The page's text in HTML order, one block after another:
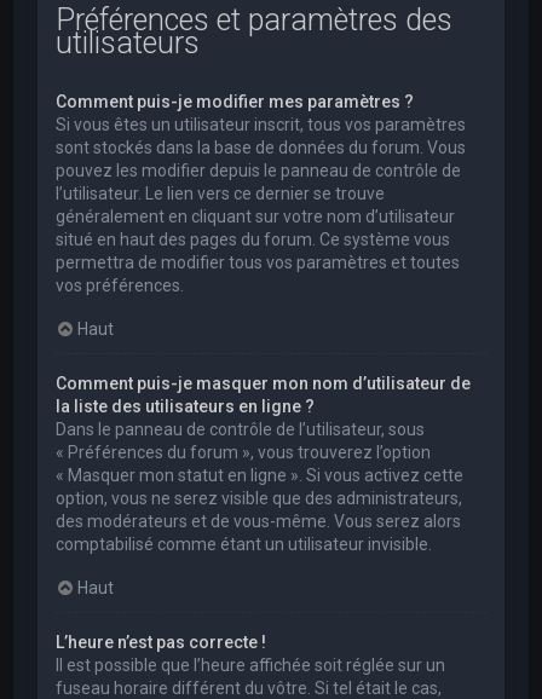
Préférences et paramètres des
utilisateurs
Comment puis-je modifier mes paramètres ?
Si vous êtes un utilisateur inscrit, tous vos paramètres
sont stockés dans la base de données du forum. Vous
pouvez les modifier depuis le panneau de contrôle de
l’utilisateur. Le lien vers ce dernier se trouve
généralement en cliquant sur votre nom d’utilisateur
situé en haut des pages du forum. Ce système vous
permettra de modifier tous vos paramètres et toutes
vos préférences.
Haut
Comment puis-je masquer mon nom d’utilisateur de
la liste des utilisateurs en ligne ?
Dans le panneau de contrôle de l’utilisateur, sous
« Préférences du forum », vous trouverez l’option
« Masquer mon statut en ligne ». Si vous activez cette
option, vous ne serez visible que des administrateurs,
des modérateurs et de vous-même. Vous serez alors
comptabilisé comme étant un utilisateur invisible.
Haut
L’heure n’est pas correcte !
Il est possible que l’heure affichée soit réglée sur un
fuseau horaire différent du vôtre. Si tel était le cas,